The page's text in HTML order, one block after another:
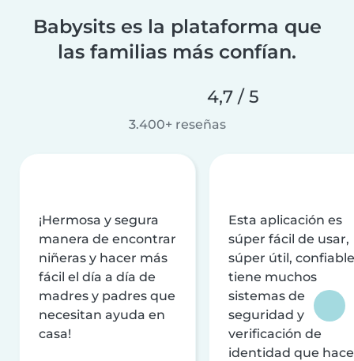
Babysits es la plataforma que
las familias más confían.
4,7 / 5
3.400+ reseñas
¡Hermosa y segura
manera de encontrar
niñeras y hacer más
fácil el día a día de
madres y padres que
necesitan ayuda en
casa!
Esta aplicación es
súper fácil de usar,
súper útil,
tiene muchos
sistemas de
seguridad y
verificación de
identidad que